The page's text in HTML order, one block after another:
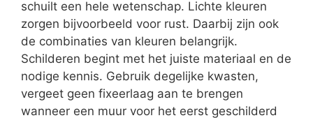
schuilt een hele wetenschap. Lichte kleuren
zorgen bijvoorbeeld voor rust. Daarbij zijn ook
de combinaties van kleuren belangrijk.
Schilderen begint met het juiste materiaal en de
nodige kennis. Gebruik degelijke kwasten,
vergeet geen fixeerlaag aan te brengen
wanneer een muur voor het eerst geschilderd